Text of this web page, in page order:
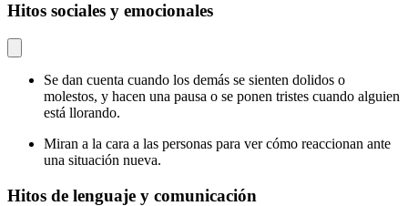
Hitos sociales y emocionales
Se dan cuenta cuando los demás se sienten dolidos o
molestos, y hacen una pausa o se ponen tristes cuando alguien
está llorando.
Miran a la cara a las personas para ver cómo reaccionan ante
una situación nueva.
Hitos de lenguaje y comunicación